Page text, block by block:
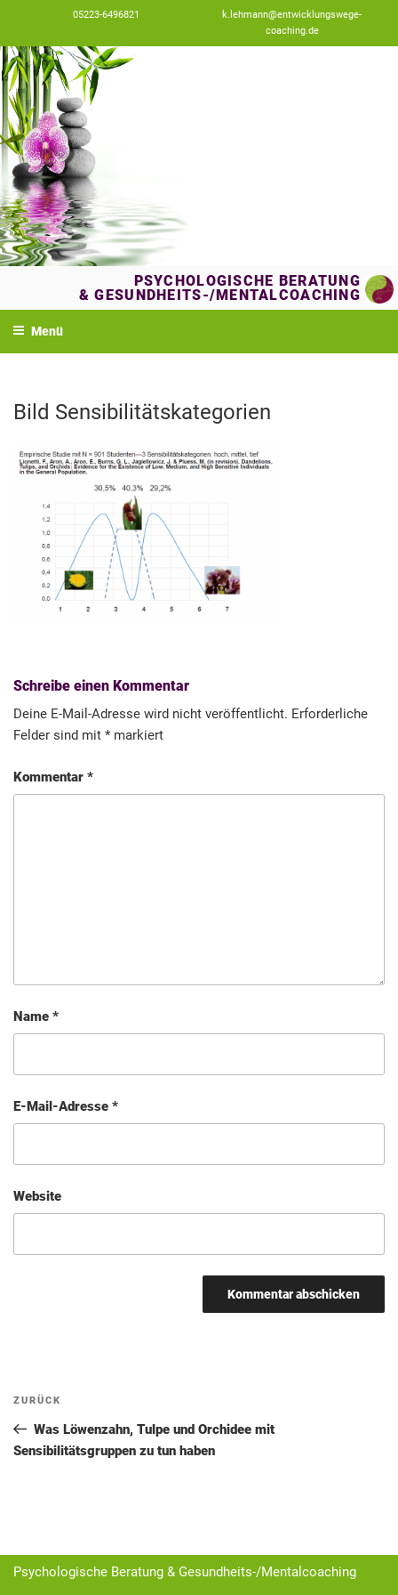
k.lehmann@entwicklungswege-
coaching.de
05223-6496821
springen
PSYCHOLOGISCHE BERATUNG
& GESUNDHEITS-/MENTALCOACHING
Menü
Bild Sensibilitätskategorien
Schreibe einen Kommentar
Deine E-Mail-Adresse wird nicht veröffentlicht. Erforderliche
Felder sind mit * markiert
Kommentar *
Name *
E-Mail-Adresse *
Website
Beitragsnavigation
Vorheriger
Beitrag
ZURÜCK
Was Löwenzahn, Tulpe und Orchidee mit
Sensibilitätsgruppen zu tun haben
Psychologische Beratung & Gesundheits-/Mentalcoaching